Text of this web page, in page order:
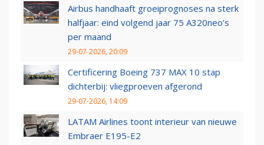
Airbus handhaaft groeiprognoses na sterk
halfjaar: eind volgend jaar 75 A320neo’s
per maand
29-07-2026, 20:09
Certificering Boeing 737 MAX 10 stap
dichterbij: vliegproeven afgerond
29-07-2026, 14:09
LATAM Airlines toont interieur van nieuwe
Embraer E195-E2